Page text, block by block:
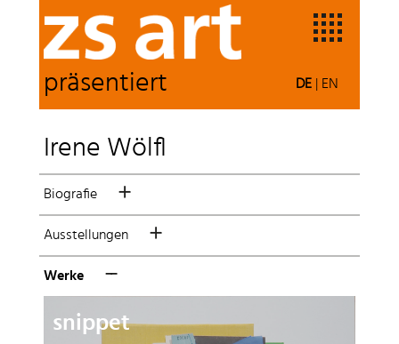
präsentiert DE|EN
Irene Wölfl
Biografie
Ausstellungen
Werke
snippet